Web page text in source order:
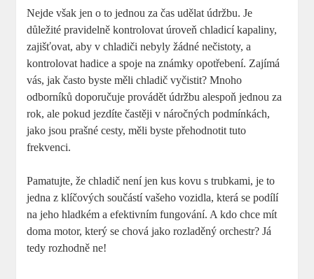
Nejde však jen o to jednou za čas udělat údržbu. Je
důležité pravidelně kontrolovat úroveň chladicí kapaliny,
zajišťovat, aby v chladiči nebyly žádné nečistoty, a
kontrolovat hadice a spoje na známky opotřebení. Zajímá
vás, jak často byste měli chladič vyčistit? Mnoho
odborníků doporučuje provádět údržbu alespoň jednou za
rok, ale pokud jezdíte častěji v náročných podmínkách,
jako jsou prašné cesty, měli byste přehodnotit tuto
frekvenci.
Pamatujte, že chladič není jen kus kovu s trubkami, je to
jedna z klíčových součástí vašeho vozidla, která se podílí
na jeho hladkém a efektivním fungování. A kdo chce mít
doma motor, který se chová jako rozladěný orchestr? Já
tedy rozhodně ne!